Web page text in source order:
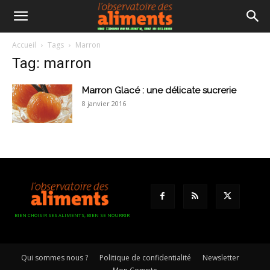
Accueil Tags Marron
Tag: marron
Marron Glacé : une délicate sucrerie
8 janvier 2016
BIEN CHOISIR SES ALIMENTS, BIEN SE NOURRIR
Qui sommes nous ? Politique de confidentialité
Newsletter